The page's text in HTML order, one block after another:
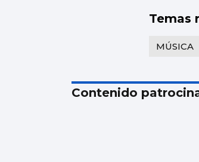
Temas
MÚSICA
Contenido